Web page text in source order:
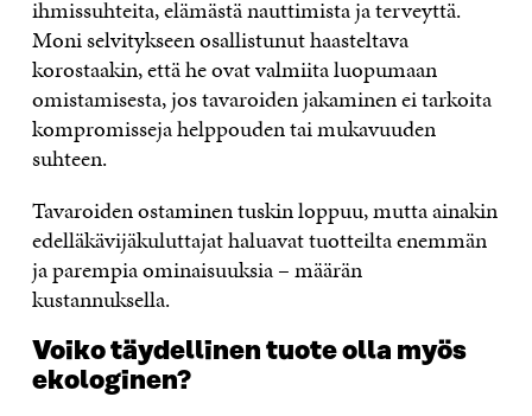
ihmissuhteita, elämästä nauttimista ja terveyttä.
Moni selvitykseen osallistunut haasteltava
korostaakin, että he ovat valmiita luopumaan
omistamisesta, jos tavaroiden jakaminen ei tarkoita
kompromisseja helppouden tai mukavuuden
suhteen.
Tavaroiden ostaminen tuskin loppuu, mutta ainakin
edelläkävijäkuluttajat haluavat tuotteilta enemmän
ja parempia ominaisuuksia – määrän
kustannuksella.
Voiko täydellinen tuote olla myös
ekologinen?